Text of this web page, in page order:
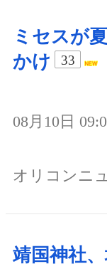
ミセスが
かけ
33
08月10日
オリコンニ
靖国神社